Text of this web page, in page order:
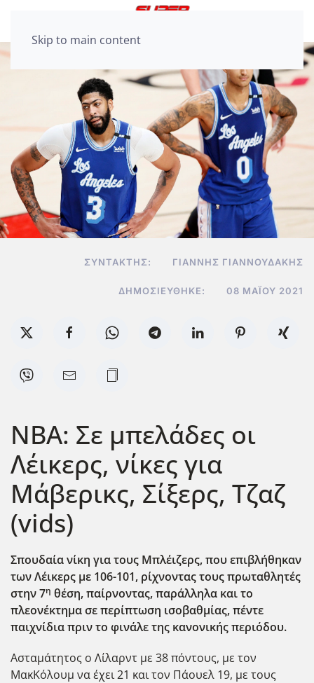
Skip to main content
ΣΥΝΤΆΚΤΗΣ: ΓΙΆΝΝΗΣ ΓΙΑΝΝΟΥΔΆΚΗΣ
ΔΗΜΟΣΙΕΎΘΗΚΕ: 08 ΜΑΪ́ΟΥ 2021
ΝΒΑ: Σε μπελάδες οι
Λέικερς, νίκες για
Μάβερικς, Σίξερς, Τζαζ
(vids)
Σπουδαία νίκη για τους Μπλέιζερς, που επιβλήθηκαν
των Λέικερς με 106-101, ρίχνοντας τους πρωταθλητές
στην 7η θέση, παίρνοντας, παράλληλα και το
πλεονέκτημα σε περίπτωση ισοβαθμίας, πέντε
παιχνίδια πριν το φινάλε της κανονικής περιόδου.
Ασταμάτητος ο Λίλαρντ με 38 πόντους, με τον
ΜακΚόλουμ να έχει 21 και τον Πάουελ 19, με τους